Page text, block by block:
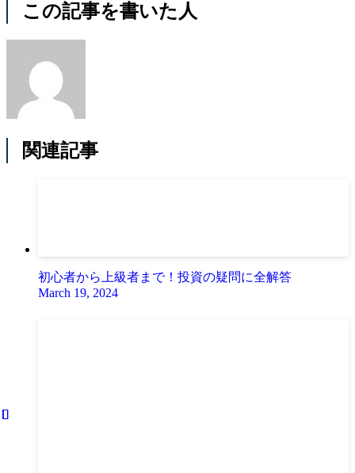
この記事を書いた人
関連記事
初心者から上級者まで！投資の疑問に全解答
March 19, 2024